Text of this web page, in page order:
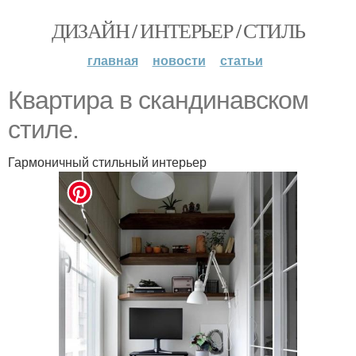
ДИЗАЙН / ИНТЕРЬЕР / СТИЛЬ
главная новости статьи
Квартира в скандинавском
стиле.
Гармоничный стильный интерьер